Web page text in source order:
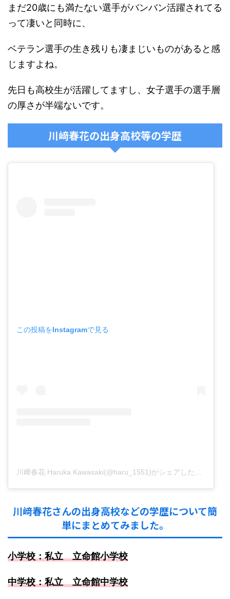
まだ20歳にも満たない選手がバンバン活躍されてる
って凄いと同時に、
ベテラン選手の生き残りも凄まじいものがあると感
じますよね。
先日も高校生が活躍してますし、女子選手の選手層
の厚さが半端ないです。
川﨑春花の出身高校等の学歴
この投稿をInstagramで見る
川﨑春花さんの出身高校などの学歴について簡
単にまとめてみました。
小学校：私立 立命館小学校
中学校：私立 立命館中学校